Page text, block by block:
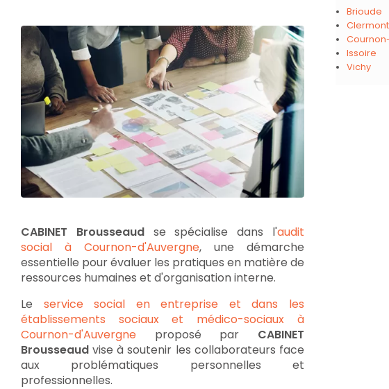
CABINET Brousseaudse spécialise dans l'audit
social à Cournon-d'Auvergne, une démarche
essentielle pour évaluer les pratiques en matière de
ressources humaines et d'organisation interne.
Le service social en entreprise et dans les
établissements sociaux et médico-sociaux à
Cournon-d'Auvergne proposé par CABINET
Brousseaud vise à soutenir les collaborateurs face
aux problématiques personnelles et
professionnelles.
Brioude
Issoire
Vichy